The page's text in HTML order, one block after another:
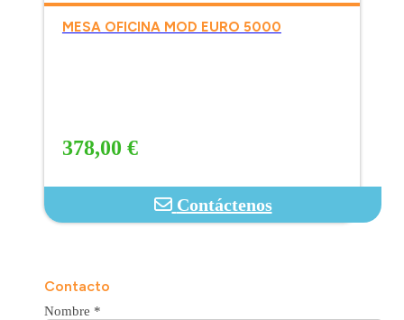
MESA OFICINA MOD EURO 5000
378,00 €
Contáctenos
Contacto
Nombre *